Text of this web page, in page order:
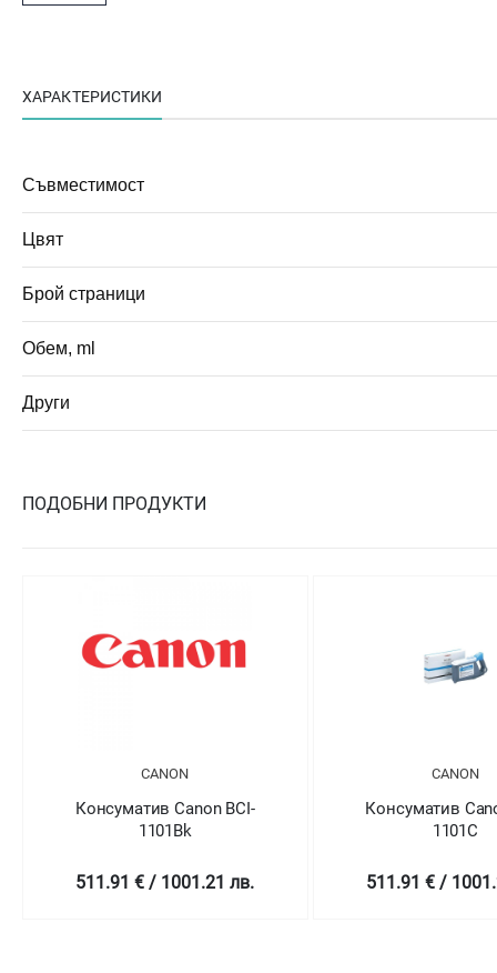
ХАРАКТЕРИСТИКИ
Съвместимост
Цвят
Брой страници
Обем, ml
Други
ПОДОБНИ ПРОДУКТИ
CANON
Консуматив Canon BCI-
1101Bk
511.91 € / 1001.21 лв.
CANON
Консуматив
1101C
511.91 € /